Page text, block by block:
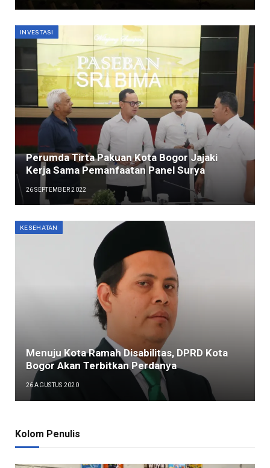
INVESTASI
Perumda Tirta Pakuan Kota Bogor Jajaki
Kerja Sama Pemanfaatan Panel Surya
26 SEPTEMBER 2022
KESEHATAN
Menuju Kota Ramah Disabilitas, DPRD Kota
Bogor Akan Terbitkan Perdanya
26 AGUSTUS 2020
Kolom Penulis